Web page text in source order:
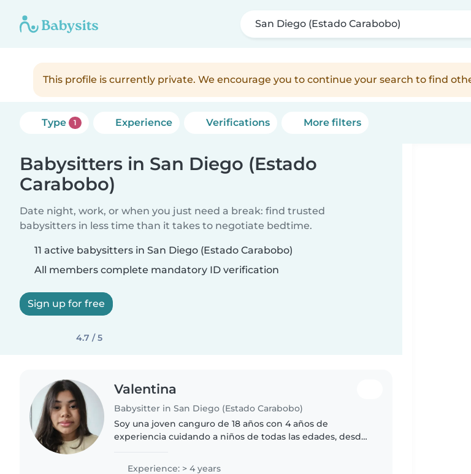
San Diego (Estado Carabobo)
This profile is currently private. We encourage you to continue your search to find
Type 1 Experience Verifications More filters
Babysitters in San Diego (Estado
Carabobo)
Date night, work, or when you just need a break: find trusted
babysitters in less time than it takes to negotiate bedtime.
11 active babysitters in San Diego (Estado Carabobo)
All members complete mandatory ID verification
Sign up for free
4.7 / 5
Valentina
Babysitter in San Diego (Estado Carabobo)
Soy una joven canguro de 18 años con 4 años de
experiencia cuidando a niños de todas las edades, desde
paciente y amigable, y..
Experience: > 4 years